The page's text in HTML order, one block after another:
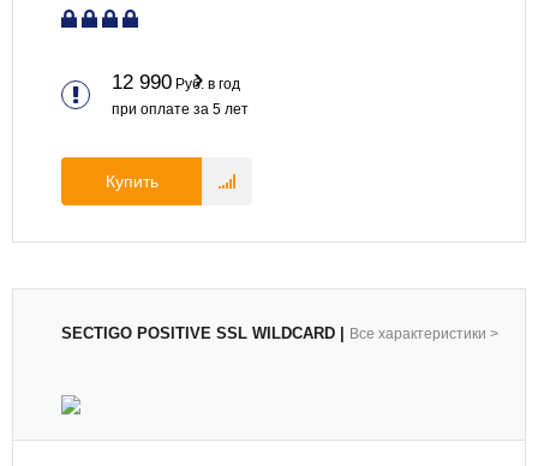
12 990 Руб. в год
при оплате за 5 лет
Купить
SECTIGO POSITIVE SSL WILDCARD Все характеристики >